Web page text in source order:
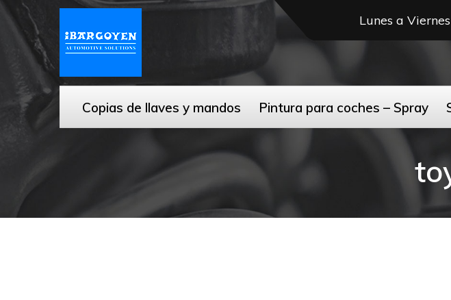
Lunes a Viernes
Copias de llaves y mandos Pintura para coches – Spray